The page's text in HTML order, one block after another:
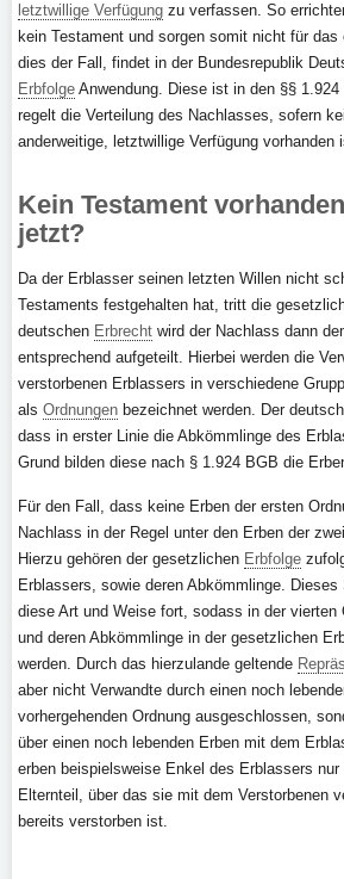
letztwillige Verfügung zu verfassen. So
kein Testament und sorgen somit nicht für das
dies der Fall, findet in der Bundesrepublik
Erbfolge Anwendung. Diese ist in den §§
regelt die Verteilung des Nachlasses, sofern
anderweitige, letztwillige Verfügung vorhanden
Kein Testament
jetzt?
Da der Erblasser seinen letzten Willen nicht
Testaments festgehalten hat, tritt die
deutschen Erbrecht wird der Nachlass dann
entsprechend aufgeteilt. Hierbei werden die
verstorbenen Erblassers in verschiedene
als Ordnungen bezeichnet werden. Der
dass in erster Linie die Abkömmlinge des
Grund bilden diese nach § 1.924 BGB die
Für den Fall, dass keine Erben der ersten
Nachlass in der Regel unter den Erben der
Hierzu gehören der gesetzlichen Erbfolge
Erblassers, sowie deren Abkömmlinge.
diese Art und Weise fort, sodass in der vierten
und deren Abkömmlinge in der gesetzlichen
werden. Durch das hierzulande geltende
aber nicht Verwandte durch einen noch
vorhergehenden Ordnung ausgeschlossen,
über einen noch lebenden Erben mit dem
erben beispielsweise Enkel des Erblassers nur
Elternteil, über das sie mit dem Verstorbenen
bereits verstorben ist.